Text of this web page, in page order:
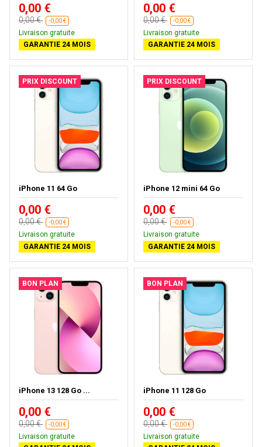
0,00 €
0,00 € -0,00 €
Livraison gratuite
GARANTIE 24 MOIS
0,00 €
0,00 € -0,00 €
Livraison gratuite
GARANTIE 24 MOIS
PRIX DISCOUNT
iPhone 11 64 Go
0,00 €
0,00 € -0,00 €
Livraison gratuite
GARANTIE 24 MOIS
PRIX DISCOUNT
iPhone 12 mini 64 Go
0,00 €
0,00 € -0,00 €
Livraison gratuite
GARANTIE 24 MOIS
BON PLAN
iPhone 13 128 Go ...
0,00 €
0,00 € -0,00 €
Livraison gratuite
BON PLAN
iPhone 11 128 Go
0,00 €
0,00 € -0,00 €
Livraison gratuite